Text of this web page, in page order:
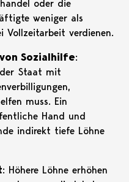
oder die
weniger als
Vollzeitarbeit verdienen.
Sozialhilfe:
Staat mit
muss. Ein
Hand und
indirekt tiefe Löhne
: Höhere Löhne erhöhen